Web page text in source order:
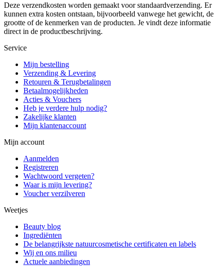
Deze verzendkosten worden gemaakt voor standaardverzending. Er
kunnen extra kosten ontstaan, bijvoorbeeld vanwege het gewicht, de
grootte of de kenmerken van de producten. Je vindt deze informatie
direct in de productbeschrijving.
Service
Mijn bestelling
Verzending & Levering
Retouren & Terugbetalingen
Betaalmogelijkheden
Acties & Vouchers
Heb je verdere hulp nodig?
Zakelijke klanten
Mijn klantenaccount
Mijn account
Aanmelden
Registreren
Wachtwoord vergeten?
Waar is mijn levering?
Voucher verzilveren
Weetjes
Beauty blog
Ingrediënten
De belangrijkste natuurcosmetische certificaten en labels
Wij en ons milieu
Actuele aanbiedingen